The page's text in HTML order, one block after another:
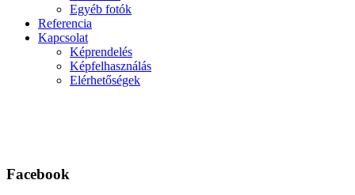
Egyéb fotók
Referencia
Kapcsolat
Képrendelés
Képfelhasználás
Elérhetőségek
Facebook